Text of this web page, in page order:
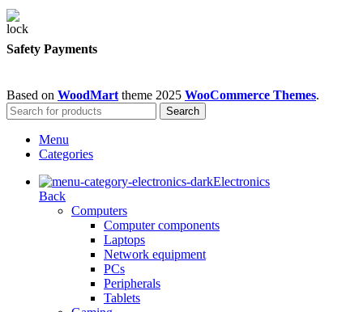
Safety Payments
Based on WoodMart theme 2025 WooCommerce Themes.
Search
Menu
Categories
Electronics
Back
Computers
Computer components
Laptops
Network equipment
PCs
Peripherals
Tablets